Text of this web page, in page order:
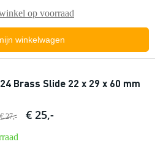
op voorraad
winkelwagen
Brass Slide 22 x 29 x 60 mm
€ 27,- € 25,-